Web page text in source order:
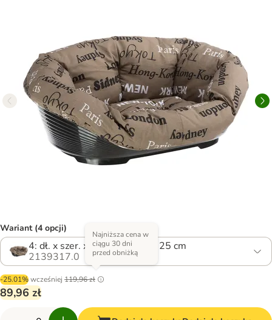
Wariant (4 opcji)
4: dł. x szer. x wys.: 64 x 48 x 25 cm
2139317.0
-25.01%wcześniej 119,96 zł
Najniższa cena w
ciągu 30 dni
przed obniżką
89,96 zł